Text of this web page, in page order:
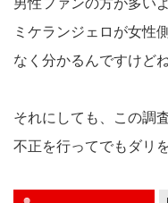
男性ファンの方が多い
ミケランジェロが女性
なく分かるんですけどね
それにしても、この調
不正を行ってでもダリ